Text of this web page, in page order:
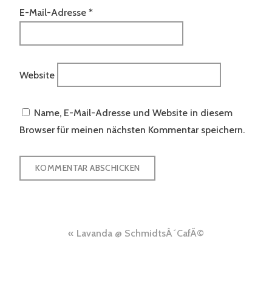
E-Mail-Adresse *
Website
Name, E-Mail-Adresse und Website in diesem
Browser für meinen nächsten Kommentar speichern.
Beitragsnavigation
Lavanda @ SchmidtsÂ´CafÃ©